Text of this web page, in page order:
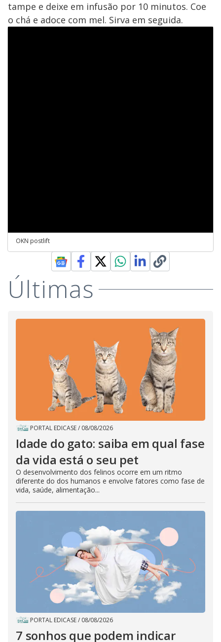
tampe e deixe em infusão por 10 minutos. Coe
o chá e adoce com mel. Sirva em seguida.
OKN postlift
Últimas
PORTAL EDICASE/ 08/08/2026
Idade do gato: saiba em qual fase
da vida está o seu pet
O desenvolvimento dos felinos ocorre em um ritmo
diferente do dos humanos e envolve fatores como fase de
vida, saúde, alimentação...
PORTAL EDICASE/ 08/08/2026
7 sonhos que podem indicar